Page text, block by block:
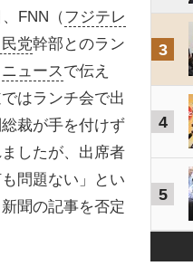
FNN（フジテレ
党幹部とのラン
ニュースで伝え
はランチ会で出
裁が手を付けず
したが、出席者
問題ない」とい
聞の記事を否定
3
4
5